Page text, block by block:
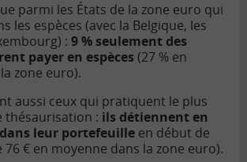
parmi les États de la zone euro qui
les espèces (avec la Belgique, les
: 9 % seulement des
payer en espèces (27 % en
zone euro).
aussi ceux qui pratiquent le plus
thésaurisation : ils détiennent en
leur portefeuille en début de
€ en moyenne dans la zone euro).